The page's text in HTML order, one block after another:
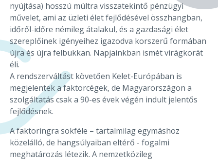
nyújtása) hosszú múltra visszatekintő pénzügyi
művelet, ami az üzleti élet fejlődésével összhangban,
időről-időre némileg átalakul, és a gazdasági élet
szereplőinek igényeihez igazodva korszerű formában
újra és újra felbukkan. Napjainkban ismét virágkorát
éli.
A rendszerváltást követően Kelet-Európában is
megjelentek a faktorcégek, de Magyarországon a
szolgáltatás csak a 90-es évek végén indult jelentős
fejlődésnek.
A faktoringra sokféle – tartalmilag egymáshoz
közelálló, de hangsúlyaiban eltérő - fogalmi
meghatározás létezik. A nemzetközileg